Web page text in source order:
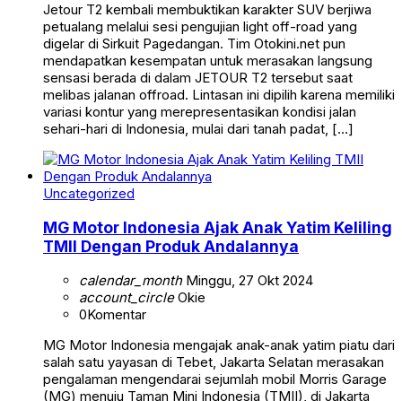
Jetour T2 kembali membuktikan karakter SUV berjiwa
petualang melalui sesi pengujian light off-road yang
digelar di Sirkuit Pagedangan. Tim Otokini.net pun
mendapatkan kesempatan untuk merasakan langsung
sensasi berada di dalam JETOUR T2 tersebut saat
melibas jalanan offroad. Lintasan ini dipilih karena memiliki
variasi kontur yang merepresentasikan kondisi jalan
sehari-hari di Indonesia, mulai dari tanah padat, […]
Uncategorized
MG Motor Indonesia Ajak Anak Yatim Keliling
TMII Dengan Produk Andalannya
calendar_monthMinggu, 27 Okt 2024
account_circleOkie
0Komentar
MG Motor Indonesia mengajak anak-anak yatim piatu dari
salah satu yayasan di Tebet, Jakarta Selatan merasakan
pengalaman mengendarai sejumlah mobil Morris Garage
(MG) menuju Taman Mini Indonesia (TMII), di Jakarta